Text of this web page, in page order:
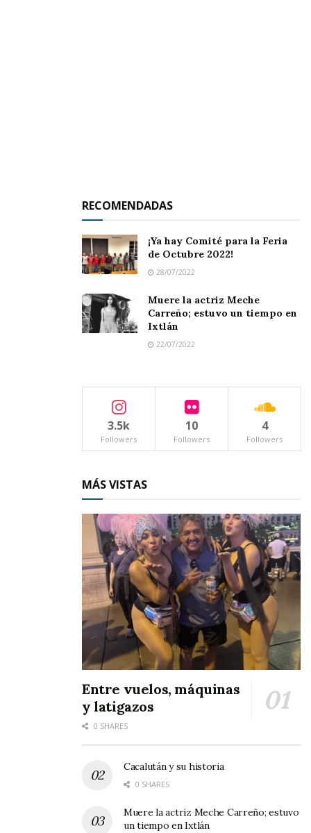
RECOMENDADAS
¡Ya hay Comité para la Feria
de Octubre 2022!
28/07/2022
Muere la actriz Meche
Carreño; estuvo un tiempo en
Ixtlán
22/07/2022
3.5k
Followers
10
Followers
4
Followers
MÁS VISTAS
Entre vuelos, máquinas
y latigazos
0 SHARES
Cacalután y su historia
0 SHARES
Muere la actriz Meche Carreño; estuvo
un tiempo en Ixtlán